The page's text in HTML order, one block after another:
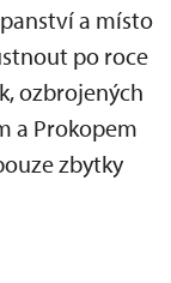
a místo
po roce
ozbrojených
a Prokopem
zbytky